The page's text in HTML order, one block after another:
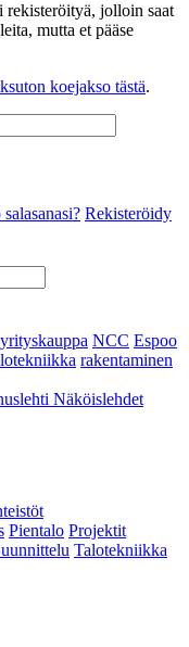
rekisteröityä, jolloin saat
mutta et pääse
koejakso tästä.
Rekisteröidy
yrityskauppa NCC Espoo
rakentaminen
Näköislehdet
Pientalo Projektit
Talotekniikka